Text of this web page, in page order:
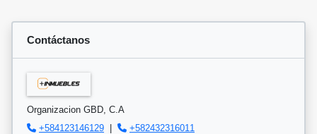
Contáctanos
Organizacion GBD, C.A
+584123146129 |
+582432316011